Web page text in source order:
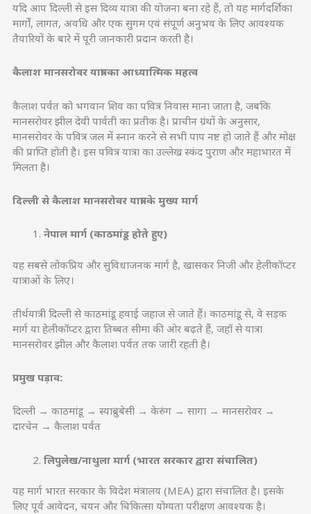
यदि आप दिल्ली से इस दिव्य यात्रा की योजना बना रहे हैं, तो यह मार्गदर्शिका
मार्गों, लागत, अवधि और एक सुगम एवं संपूर्ण अनुभव के लिए आवश्यक
तैयारियों के बारे में पूरी जानकारी प्रदान करती है।
कैलाश मानसरोवर यात्रा का आध्यात्मिक महत्व
कैलाश पर्वत को भगवान शिव का पवित्र निवास माना जाता है, जबकि
मानसरोवर झील देवी पार्वती का प्रतीक है। प्राचीन ग्रंथों के अनुसार,
मानसरोवर के पवित्र जल में स्नान करने से सभी पाप नष्ट हो जाते हैं और मोक्ष
की प्राप्ति होती है। इस पवित्र यात्रा का उल्लेख स्कंद पुराण और महाभारत में
मिलता है।
दिल्ली से कैलाश मानसरोवर यात्रा के मुख्य मार्ग
नेपाल मार्ग (काठमांडू होते हुए)
यह सबसे लोकप्रिय और सुविधाजनक मार्ग है, खासकर निजी और हेलीकॉप्टर
यात्राओं के लिए।
तीर्थयात्री दिल्ली से काठमांडू हवाई जहाज से जाते हैं। काठमांडू से, वे सड़क
मार्ग या हेलीकॉप्टर द्वारा तिब्बत सीमा की ओर बढ़ते हैं, जहाँ से यात्रा
मानसरोवर झील और कैलाश पर्वत तक जारी रहती है।
प्रमुख पड़ाव:
दिल्ली → काठमांडू → स्याब्रुबेसी → केरुंग → सागा → मानसरोवर →
दारचेन → कैलाश पर्वत
लिपुलेख/नाथुला मार्ग (भारत सरकार द्वारा संचालित)
यह मार्ग भारत सरकार के विदेश मंत्रालय (MEA) द्वारा संचालित है। इसके
लिए पूर्व आवेदन, चयन और चिकित्सा योग्यता परीक्षण आवश्यक है।